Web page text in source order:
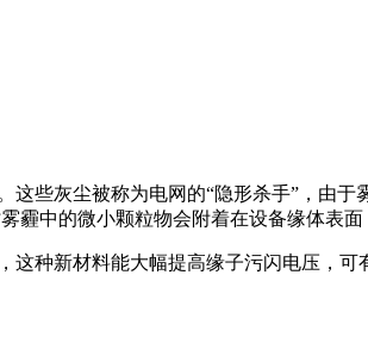
些灰尘被称为电网的“隐形杀手”，由
中的微小颗粒物会附着在设备缘体表面
种新材料能大幅提高缘子污闪电压，